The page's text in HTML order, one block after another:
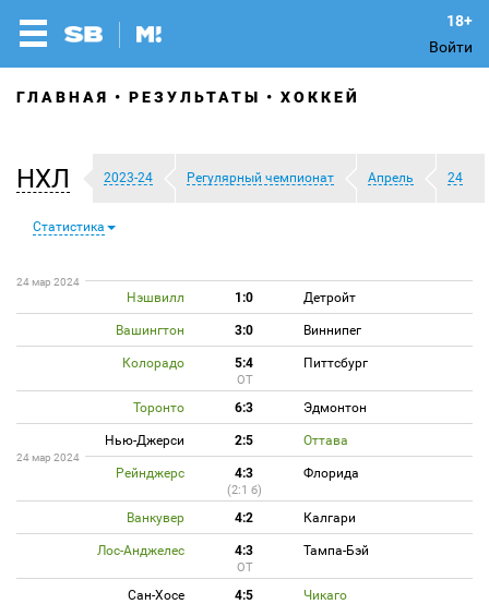
Войти
ГЛАВНАЯ РЕЗУЛЬТАТЫ ХОККЕЙ
НХЛ 2023-24 Регулярный чемпионат Апрель 24
Статистика
24 мар 2024
Нэшвилл 1:0 Детройт
Вашингтон 3:0 Виннипег
Колорадо 5:4 Питтсбург
ОТ
Торонто 6:3 Эдмонтон
Нью-Джерси 2:5 Оттава
24 мар 2024
Рейнджерс 4:3 Флорида
(2:1 б)
Ванкувер 4:2 Калгари
Лос-Анджелес 4:3 Тампа-Бэй
ОТ
Сан-Хосе 4:5 Чикаго